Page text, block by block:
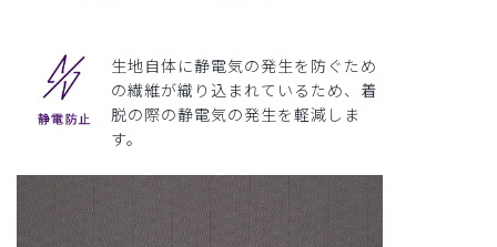
生地自体に静電気の発生を防ぐため
の繊維が織り込まれているため、着
脱の際の静電気の発生を軽減しま
す。